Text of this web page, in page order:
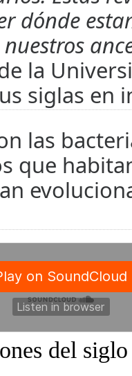
dónde
la
siglas en
las
que
del